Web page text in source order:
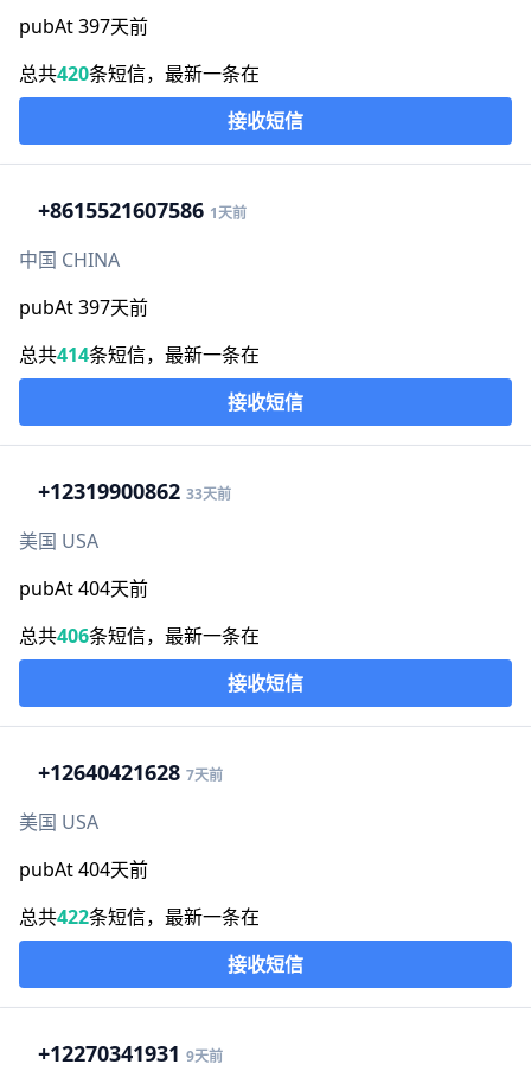
pubAt 397天前
总共420条短信，最新一条在
接收短信
+8615521607586 1天前
中国 CHINA
pubAt 397天前
总共414条短信，最新一条在
接收短信
+12319900862 33天前
美国 USA
pubAt 404天前
总共406条短信，最新一条在
接收短信
+12640421628 7天前
美国 USA
pubAt 404天前
总共422条短信，最新一条在
接收短信
+12270341931 9天前